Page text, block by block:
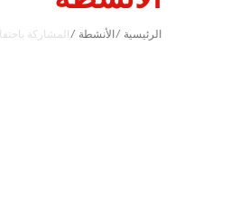
الرئيسية / الأنشطة / المشاركة